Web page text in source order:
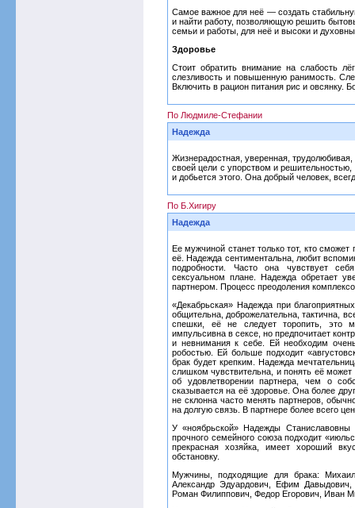
Самое важное для неё — создать
и найти работу, позволяющую решить
семьи и работы, для неё и высоки и
Здоровье
Стоит обратить внимание на слабость
слезливость и повышенную ранимость.
Включить в рацион питания рис и овсянку.
По Людмиле-Стефании
Надежда
Жизнерадостная, уверенная,
своей цели с упорством и решительностью,
и добьется этого. Она добрый человек,
По Б.Хигиру
Надежда
Ее мужчиной станет только тот, кто
её. Надежда сентиментальна, любит
подробности. Часто она чувствует
сексуальном плане. Надежда обретает
партнером. Процесс преодоления
«Декабрьская» Надежда при
общительна, доброжелательна, тактична,
спешки, её не следует торопить, это
импульсивна в сексе, но предпочитает
и невнимания к себе. Ей необходим
робостью. Ей больше подходит
брак будет крепким. Надежда
слишком чувствительна, и понять её
об удовлетворении партнера, чем о
сказывается на её здоровье. Она более
не склонна часто менять партнеров,
на долгую связь. В партнере более всего
У «ноябрьской» Надежды
прочного семейного союза подходит
прекрасная хозяйка, имеет хороший
обстановку.
Мужчины, подходящие для брака:
Александр Эдуардович, Ефим
Роман Филиппович, Федор Егорович, Иван